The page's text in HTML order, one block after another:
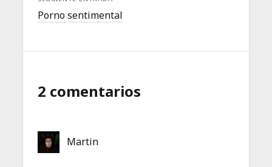
Porno sentimental
2 comentarios
Martin